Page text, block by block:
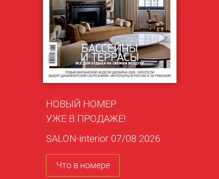
НОВЫЙ НОМЕР
УЖЕ В ПРОДАЖЕ!
SALON-interior 07/08 2026
Что в номере